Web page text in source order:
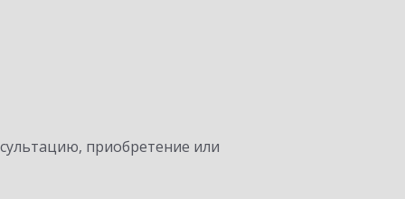
приобретение или